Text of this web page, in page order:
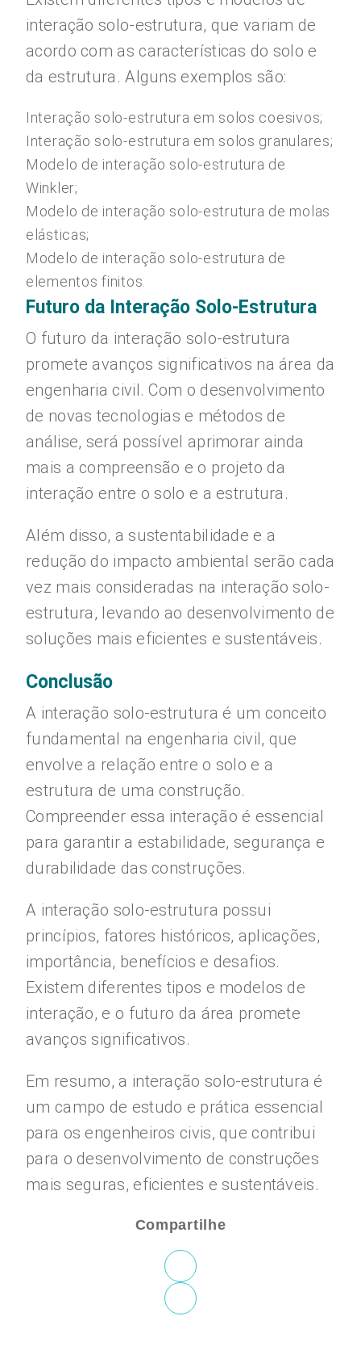
interação solo-estrutura, que variam de
acordo com as características do solo e
da estrutura. Alguns exemplos são:
Interação solo-estrutura em solos coesivos;
Interação solo-estrutura em solos granulares;
Modelo de interação solo-estrutura de
Winkler;
Modelo de interação solo-estrutura de molas
elásticas;
Modelo de interação solo-estrutura de
elementos finitos.
Futuro da Interação Solo-Estrutura
O futuro da interação solo-estrutura
promete avanços significativos na área da
engenharia civil. Com o desenvolvimento
de novas tecnologias e métodos de
análise, será possível aprimorar ainda
mais a compreensão e o projeto da
interação entre o solo e a estrutura.
Além disso, a sustentabilidade e a
redução do impacto ambiental serão cada
vez mais consideradas na interação solo-
estrutura, levando ao desenvolvimento de
soluções mais eficientes e sustentáveis.
Conclusão
A interação solo-estrutura é um conceito
fundamental na engenharia civil, que
envolve a relação entre o solo e a
estrutura de uma construção.
Compreender essa interação é essencial
para garantir a estabilidade, segurança e
durabilidade das construções.
A interação solo-estrutura possui
princípios, fatores históricos, aplicações,
importância, benefícios e desafios.
Existem diferentes tipos e modelos de
interação, e o futuro da área promete
avanços significativos.
Em resumo, a interação solo-estrutura é
um campo de estudo e prática essencial
para os engenheiros civis, que contribui
para o desenvolvimento de construções
mais seguras, eficientes e sustentáveis.
Compartilhe